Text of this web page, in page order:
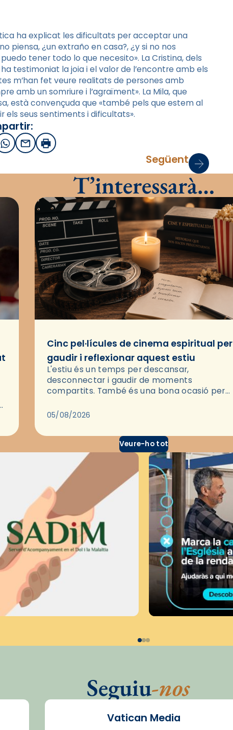
ha explicat les dificultats per acceptar una
piensa, ¿un extraño en casa?, ¿y si no nos
tener todo lo que necesito». La Cristina, dels
testimoniat la joia i el valor de l’encontre amb els
m’han fet veure realitats de persones amb
amb un somriure i l’agraïment». La Mila, que
està convençuda que «també pels que estem al
els seus sentiments i dificultats».
WhatsApp
EmailImprimir
Següent
T’interessarà…
Cinc pel·lícules de cinema espiritual per
gaudir i reflexionar aquest estiu
L'estiu és un temps per descansar,
desconnectar i gaudir de moments
compartits. També és una bona ocasió per
través del cinema, reflexionar sobre les…
05/08/2026
Veure-ho tot
Seguiu-nos
Vatican Media